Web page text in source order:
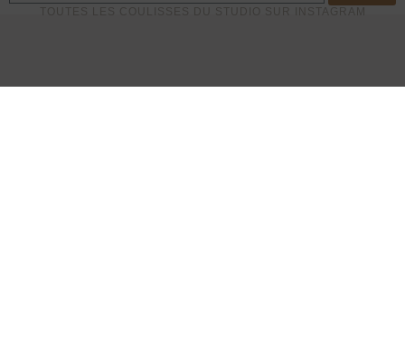
TOUTES LES COULISSES DU STUDIO SUR INSTAGRAM